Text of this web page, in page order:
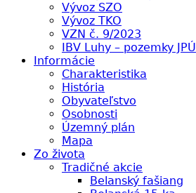
Vývoz SZO
Vývoz TKO
VZN č. 9/2023
IBV Luhy – pozemky JPÚ
Informácie
Charakteristika
História
Obyvateľstvo
Osobnosti
Územný plán
Mapa
Zo života
Tradičné akcie
Belanský fašiang